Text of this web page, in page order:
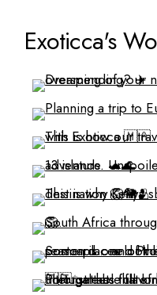
Exoticca's